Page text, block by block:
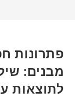
פתרונות
מבנים:
לתוצאות